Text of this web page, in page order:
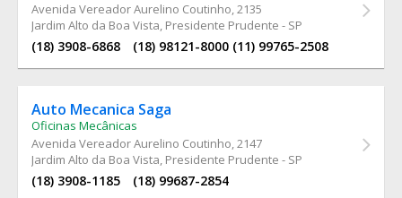
Avenida Vereador Aurelino Coutinho, 2135
Jardim Alto da Boa Vista, Presidente Prudente - SP
(18) 3908-6868 (18) 98121-8000 (11) 99765-2508
Auto Mecanica Saga
Oficinas Mecânicas
Avenida Vereador Aurelino Coutinho, 2147
Jardim Alto da Boa Vista, Presidente Prudente - SP
(18) 3908-1185 (18) 99687-2854